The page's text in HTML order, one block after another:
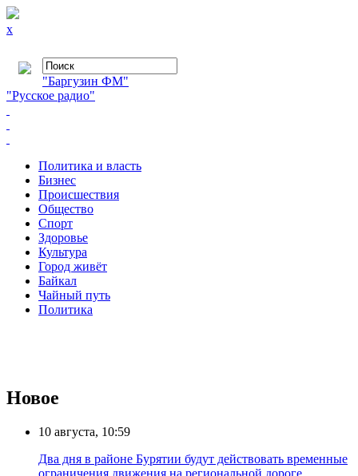
x
"Баргузин ФМ"
"Русское радио"
Политика и власть
Бизнес
Происшествия
Общество
Cпорт
Здоровье
Культура
Город живёт
Байкал
Чайный путь
Политика
Новое
10 августа, 10:59
Два дня в районе Бурятии будут действовать временные